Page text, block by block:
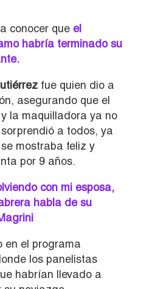
conocer que el
habría terminado su
fue quien dio a
asegurando que el
la maquilladora ya no
a todos, ya
mostraba feliz y
por 9 años.
con mi esposa,
habla de su
en el programa
los panelistas
habrían llevado a